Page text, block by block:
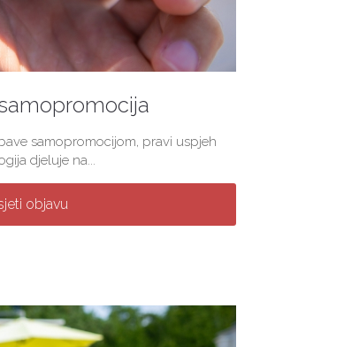
samopromocijom, pravi uspjeh
djeluje na...
objavu